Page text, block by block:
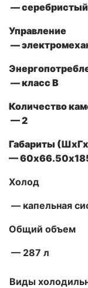
— серебристый
Управление
—
— класс В
Количество
— 2
Габариты
—
Холод
— капельная
Общий объем
— 287 л
Виды